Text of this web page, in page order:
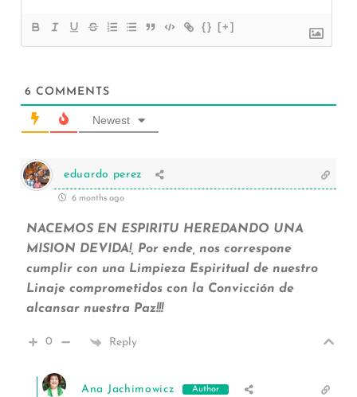
{} [+]
6 COMMENTS
Newest
eduardo perez
6 months ago
NACEMOS EN ESPIRITU HEREDANDO UNA
MISION DEVIDA!, Por ende, nos correspone
cumplir con una Limpieza Espiritual de nuestro
Linaje comprometidos con la Convicción de
alcansar nuestra Paz!!!
0 Reply
Ana Jachimowicz Author